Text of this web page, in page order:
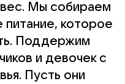
Мы собираем
питание, которое
Поддержим
и девочек с
Пусть они